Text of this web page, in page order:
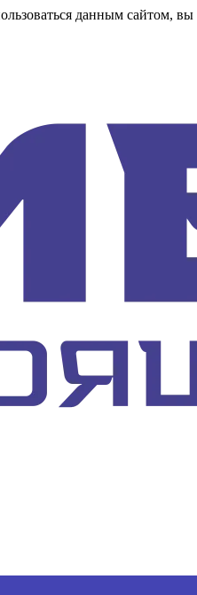
данным сайтом,